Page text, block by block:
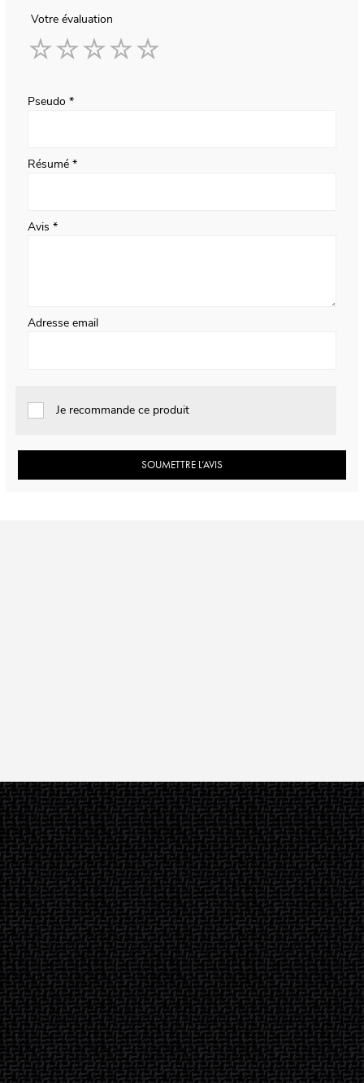
Votre évaluation
Pseudo
Résumé
Avis
Adresse email
Je recommande ce produit
SOUMETTRE L’AVIS